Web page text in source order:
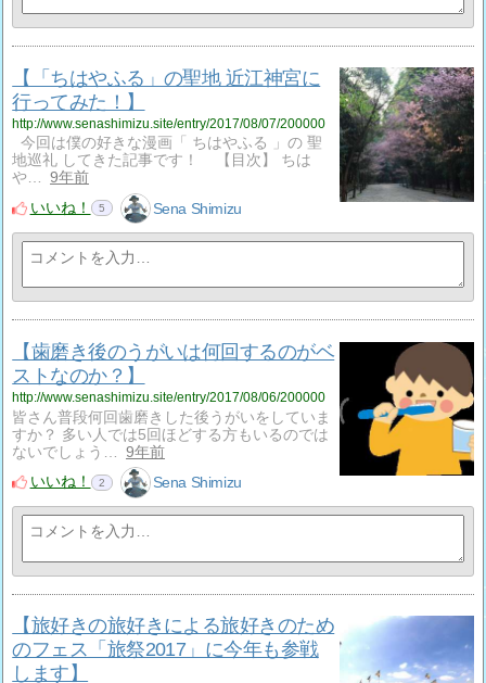
【「ちはやふる」の聖地 近江神宮に
行ってみた！】
http://www.senashimizu.site/entry/2017/08/07/200000
今回は僕の好きな漫画「 ちはやふる 」の 聖
地巡礼 してきた記事です！ 【目次】 ちは
や…
9年前
いいね！
5 Sena Shimizu
【歯磨き後のうがいは何回するのがベ
ストなのか？】
http://www.senashimizu.site/entry/2017/08/06/200000
皆さん普段何回歯磨きした後うがいをしていま
すか？ 多い人では5回ほどする方もいるのでは
ないでしょう…
9年前
いいね！
2 Sena Shimizu
【旅好きの旅好きによる旅好きのため
のフェス「旅祭2017」に今年も参戦
します】